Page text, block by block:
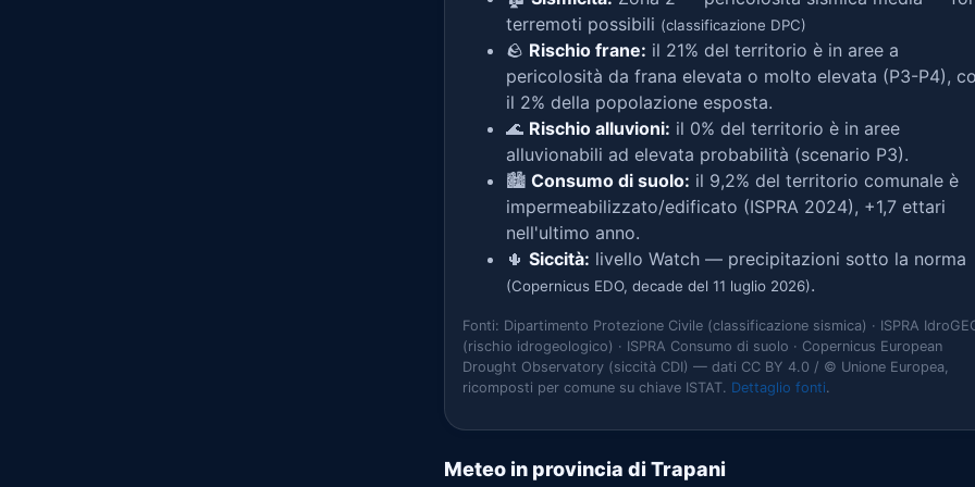
terremoti possibili (classificazione DPC)
🪨 Rischio frane: il 21% del territorio è in aree a
pericolosità da frana elevata o molto elevata (P3-P4),
il 2% della popolazione esposta.
🌊 Rischio alluvioni: il 0% del territorio è in aree
alluvionabili ad elevata probabilità (scenario P3).
🏙️ Consumo di suolo: il 9,2% del territorio comunale è
impermeabilizzato/edificato (ISPRA 2024), +1,7 ettari
nell'ultimo anno.
🌵 Siccità: livello Watch — precipitazioni sotto la norma
(Copernicus EDO, decade del 11 luglio 2026).
Fonti: Dipartimento Protezione Civile (classificazione sismica) · ISPRA
(rischio idrogeologico) · ISPRA Consumo di suolo · Copernicus European
Drought Observatory (siccità CDI) — dati CC BY 4.0 / © Unione Europea,
ricomposti per comune su chiave ISTAT. Dettaglio fonti.
Meteo in provincia di Trapani